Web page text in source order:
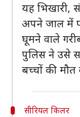
यह भिखारी,
अपने जाल में
घूमने वाले
पुलिस ने उसे
बच्चों की
सीरियल किलर